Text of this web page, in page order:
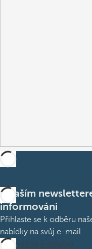
S naším
informováni
Přihlaste se k odběru
nabídky na svůj e-mail
Přihlásit se k odběru